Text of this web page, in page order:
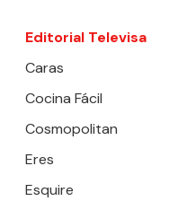
Editorial Televisa
Caras
Cocina Fácil
Cosmopolitan
Eres
Esquire